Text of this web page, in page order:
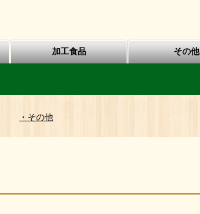
加工食品 その他
・その他